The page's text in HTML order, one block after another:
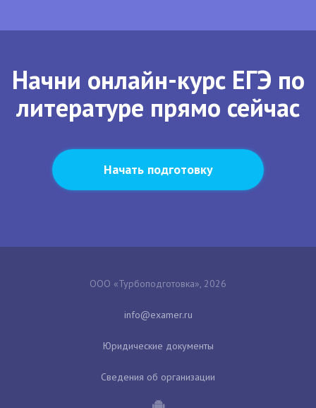
Начни онлайн-курс ЕГЭ по
литературе прямо сейчас
Начать подготовку
ООО «Турбоподготовка», 2026
Юридические документы
Сведения об организации